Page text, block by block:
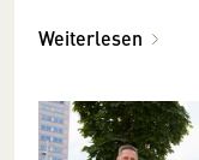
Weiterlesen